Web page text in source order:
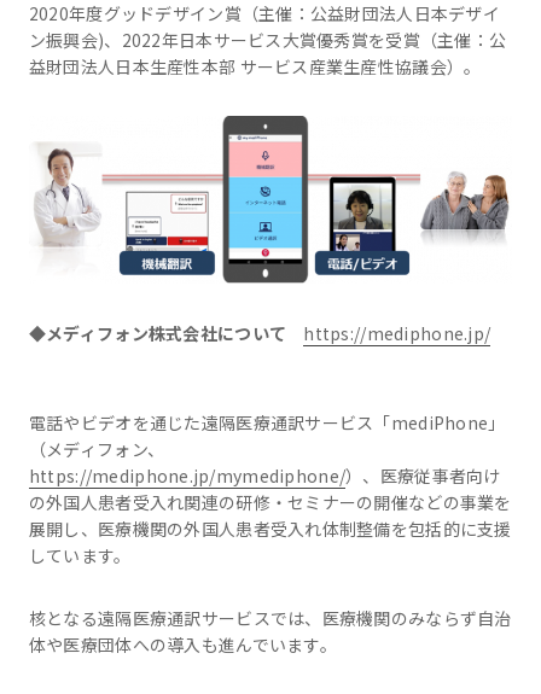
2020年度グッドデザイン賞（主催：公益財団法人日本デザイ
ン振興会)、2022年日本サービス大賞優秀賞を受賞（主催：公
益財団法人日本生産性本部 サービス産業生産性協議会）。
◆メディフォン株式会社について https://mediphone.jp/
電話やビデオを通じた遠隔医療通訳サービス「mediPhone」
（メディフォン、
https://mediphone.jp/mymediphone/）、医療従事者向け
の外国人患者受入れ関連の研修・セミナーの開催などの事業を
展開し、医療機関の外国人患者受入れ体制整備を包括的に支援
しています。
核となる遠隔医療通訳サービスでは、医療機関のみならず自治
体や医療団体への導入も進んでいます。